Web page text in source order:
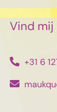
Vind mij
+31 6